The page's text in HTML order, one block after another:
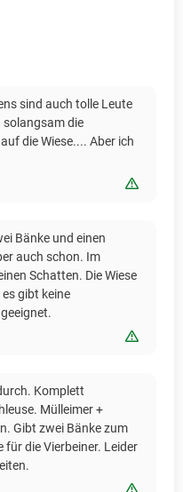
sind auch tolle Leute
solangsam die
die Wiese.... Aber ich
Bänke und einen
auch schon. Im
Schatten. Die Wiese
gibt keine
Komplett
Mülleimer +
Gibt zwei Bänke zum
für die Vierbeiner. Leider